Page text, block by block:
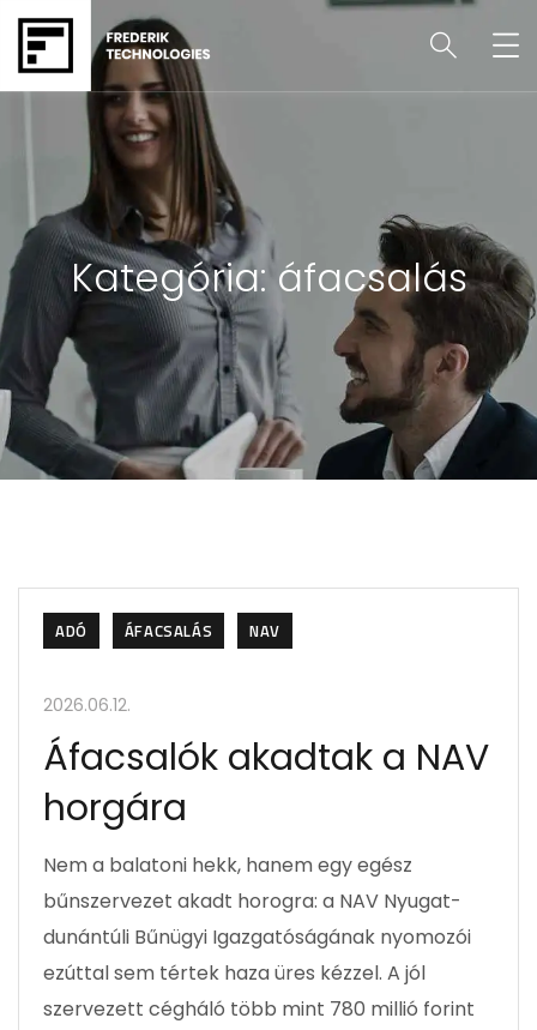
Kategória:áfacsalás
ADÓ ÁFACSALÁS NAV
2026.06.12.
Áfacsalók akadtak a NAV
horgára
Nem a balatoni hekk, hanem egy egész
bűnszervezet akadt horogra: a NAV Nyugat-
dunántúli Bűnügyi Igazgatóságának nyomozói
ezúttal sem tértek haza üres kézzel. A jól
szervezett cégháló több mint 780 millió forint